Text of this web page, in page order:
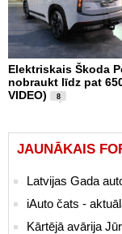
Elektriskais Škoda
nobraukt līdz pat
VIDEO)
8
JAUNĀKAIS
Latvijas Gada
iAuto čats -
Kārtējā avārija